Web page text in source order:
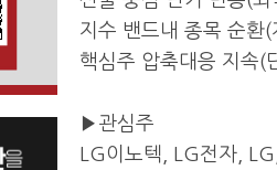
지수 밴드내 종목 순환
핵심주 압축대응 지속(
▶관심주
LG이노텍, LG전자,